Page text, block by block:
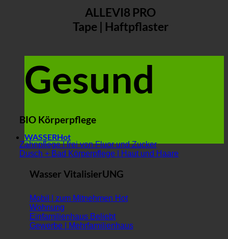
ALLEVI8 PRO
Tape | Haftpflaster
Gesund
BIO Körperpflege
Zahnpflege | frei von Fluor und Zucker
Dusch + Bad Körperpflege | Haut und Haare
WASSER
Wasser VitalisierUNG
Mobil | zum Mitnehmen
Wohnung
Einfamilienhaus
Gewerbe | Mehrfamilienhaus